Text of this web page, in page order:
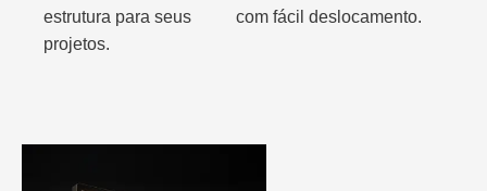
estrutura para seus
projetos.
com fácil deslocamento.